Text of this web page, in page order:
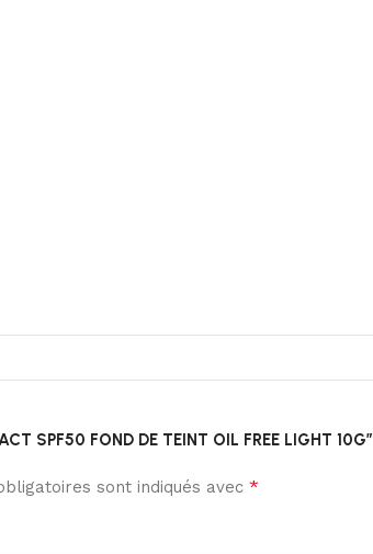
SPF50 FOND DE TEINT OIL FREE LIGHT 10G”
sont indiqués avec *